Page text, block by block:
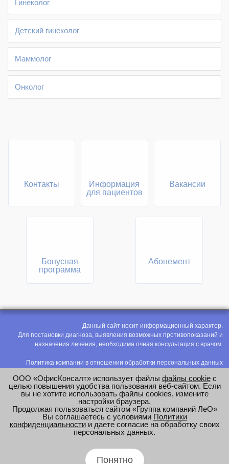
Гинеколог
Детский гинеколог
Маммолог
Онколог
Контакты
Информация
для пациентов
Вакансии
Бонусная
программа
Абонемент
Данный сайт носит информационный характер.
Для постановки диагноза, выявления возможных противопоказаний и
назначения лечения, необходима очная консультация с врачом.
Политика компании в отношении обработки персональных данных
Соглашение на обработку персональных данных
Оценка труда
e-mail:office@modus-leo.ru
ООО «ОфисКонсалт» использует файлы файлы cookieс
целью повышения удобства пользования веб-сайтом. Если
вы не хотите использовать файлы cookies, измените
настройки браузера.
Продолжая пользоваться сайтом «Группа компаний ЛеО»
Вы соглашаетесь с условиями Политики
конфиденциальностии даете согласие на обработку своих
персональных данных.
Понятно